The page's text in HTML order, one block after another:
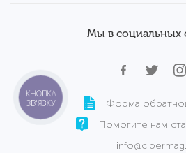
Мы в социальных
Форма
Помогите нам
КНОПКА
ЗВ'ЯЗКУ